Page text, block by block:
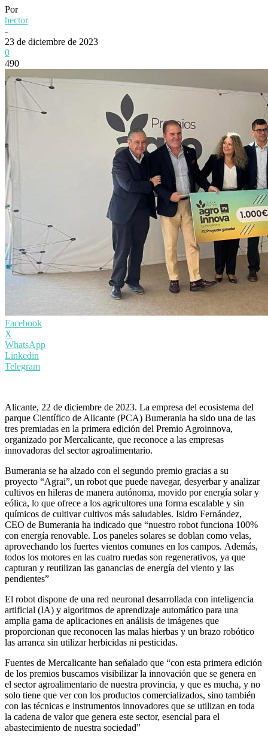
Por
hector
-
23 de diciembre de 2023
0
490
Facebook
X
WhatsApp
Linkedin
Telegram
Alicante, 22 de diciembre de 2023. La empresa del ecosistema del
parque Científico de Alicante (PCA) Bumerania ha sido una de las
tres premiadas en la primera edición del Premio Agroinnova,
organizado por Mercalicante, que reconoce a las empresas
innovadoras del sector agroalimentario.
Bumerania se ha alzado con el segundo premio gracias a su
proyecto “Agrai”, un robot que puede navegar, desyerbar y analizar
cultivos en hileras de manera autónoma, movido por energía solar y
eólica, lo que ofrece a los agricultores una forma escalable y sin
químicos de cultivar cultivos más saludables. Isidro Fernández,
CEO de Bumerania ha indicado que “nuestro robot funciona 100%
con energía renovable. Los paneles solares se doblan como velas,
aprovechando los fuertes vientos comunes en los campos. Además,
todos los motores en las cuatro ruedas son regenerativos, ya que
capturan y reutilizan las ganancias de energía del viento y las
pendientes”
El robot dispone de una red neuronal desarrollada con inteligencia
artificial (IA) y algoritmos de aprendizaje automático para una
amplia gama de aplicaciones en análisis de imágenes que
proporcionan que reconocen las malas hierbas y un brazo robótico
las arranca sin utilizar herbicidas ni pesticidas.
Fuentes de Mercalicante han señalado que “con esta primera edición
de los premios buscamos visibilizar la innovación que se genera en
el sector agroalimentario de nuestra provincia, y que es mucha, y no
solo tiene que ver con los productos comercializados, sino también
con las técnicas e instrumentos innovadores que se utilizan en toda
la cadena de valor que genera este sector, esencial para el
abastecimiento de nuestra sociedad”